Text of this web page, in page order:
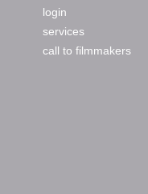
login
services
call to filmmakers